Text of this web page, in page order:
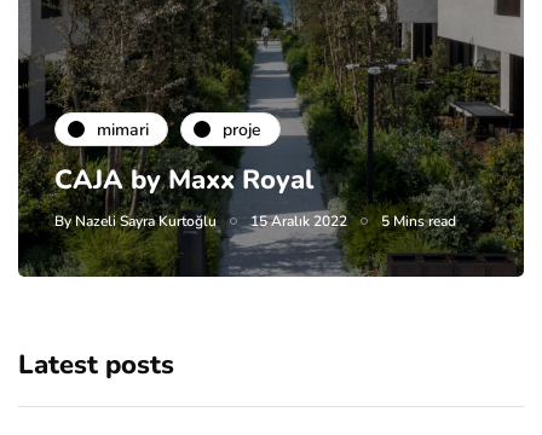
mimari proje
CAJA by Maxx Royal
ByNazeli Sayra Kurtoğlu 15 Aralık 2022 5 Mins read
Latest posts